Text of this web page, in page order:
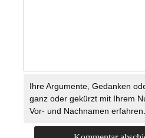
Ihre Argumente, Gedanken
ganz oder gekürzt mit Ihrem
Vor- und Nachnamen erfahren.